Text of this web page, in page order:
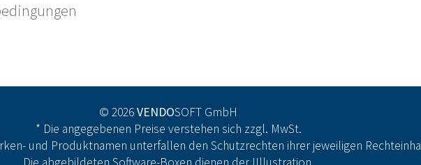
© 2026VENDOSOFT GmbH
* Die angegebenen Preise verstehen sich zzgl. MwSt.
und Produktnamen unterfallen den Schutzrechten ihrer jeweiligen